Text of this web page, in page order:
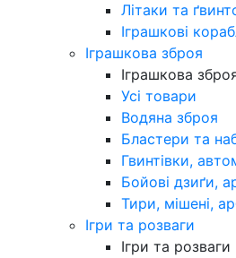
Літаки та
Іграшкові
Іграшкова зброя
Іграшкова
Усі товари
Водяна зброя
Бластери та
Гвинтівки,
Бойові дзиґи,
Тири, мішені,
Ігри та розваги
Ігри та розваги